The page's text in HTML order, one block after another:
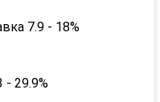
7.9 - 18%
- 29.9%